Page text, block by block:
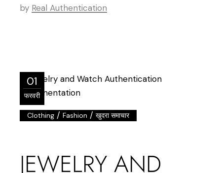
by Real Authentication
01
फरवरी
Clothing /Fashion /खुदरा समाचार
JEWELRY AND